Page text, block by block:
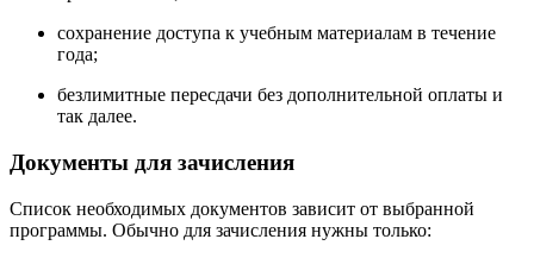
сохранение доступа к учебным материалам в течение
года;
безлимитные пересдачи без дополнительной оплаты и
так далее.
Документы для зачисления
Список необходимых документов зависит от выбранной
программы. Обычно для зачисления нужны только: